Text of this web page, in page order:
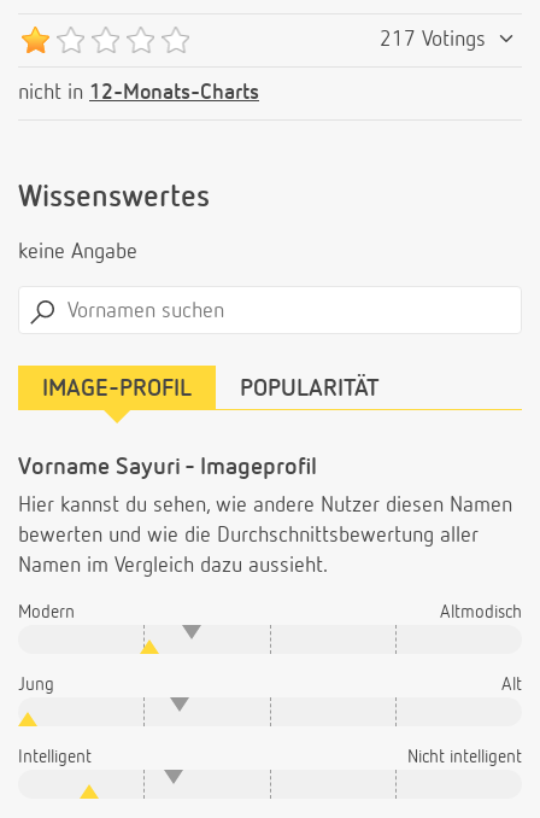
217 Votings
nicht in 12-Monats-Charts
Wissenswertes
keine Angabe
IMAGE-PROFIL POPULARITÄT
Vorname Sayuri - Imageprofil
Hier kannst du sehen, wie andere Nutzer diesen Namen
bewerten und wie die Durchschnittsbewertung aller
Namen im Vergleich dazu aussieht.
Modern Altmodisch
Jung Alt
Intelligent Nicht intelligent